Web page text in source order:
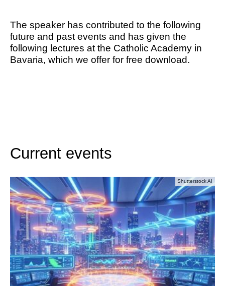
The speaker has contributed to the following
future and past events and has given the
following lectures at the Catholic Academy in
Bavaria, which we offer for free download.
Current events
Shutterstock AI